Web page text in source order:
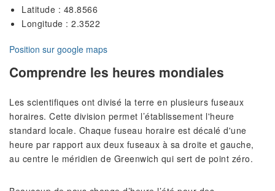
Latitude : 48.8566
Longitude : 2.3522
Position sur google maps
Comprendre les heures mondiales
Les scientifiques ont divisé la terre en plusieurs fuseaux
horaires. Cette division permet l’établissement l'heure
standard locale. Chaque fuseau horaire est décalé d'une
heure par rapport aux deux fuseaux à sa droite et gauche,
au centre le méridien de Greenwich qui sert de point zéro.